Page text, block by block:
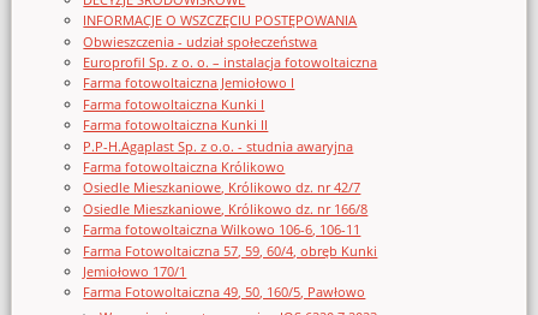
INFORMACJE O WSZCZĘCIU POSTĘPOWANIA
Obwieszczenia - udział społeczeństwa
Europrofil Sp. z o. o. – instalacja fotowoltaiczna
Farma fotowoltaiczna Jemiołowo I
Farma fotowoltaiczna Kunki I
Farma fotowoltaiczna Kunki II
P.P-H.Agaplast Sp. z o.o. - studnia awaryjna
Farma fotowoltaiczna Królikowo
Osiedle Mieszkaniowe, Królikowo dz. nr 42/7
Osiedle Mieszkaniowe, Królikowo dz. nr 166/8
Farma fotowoltaiczna Wilkowo 106-6, 106-11
Farma Fotowoltaiczna 57, 59, 60/4, obręb Kunki
Jemiołowo 170/1
Farma Fotowoltaiczna 49, 50, 160/5, Pawłowo